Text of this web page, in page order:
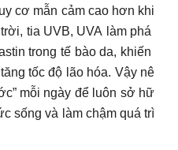
cơ mẫn cảm cao hơn khi
tia UVB, UVA làm phá
trong tế bào da, khiến
tốc độ lão hóa. Vậy nê
mỗi ngày để luôn sở hữ
sống và làm chậm quá trì